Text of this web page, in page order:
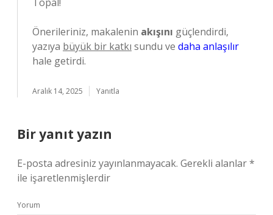
Önerileriniz, makalenin akışını güçlendirdi,
yazıya büyük bir katkı sundu ve daha anlaşılır
hale getirdi.
Aralık 14, 2025 Yanıtla
Bir yanıt yazın
E-posta adresiniz yayınlanmayacak. Gerekli alanlar*
ile işaretlenmişlerdir
Yorum